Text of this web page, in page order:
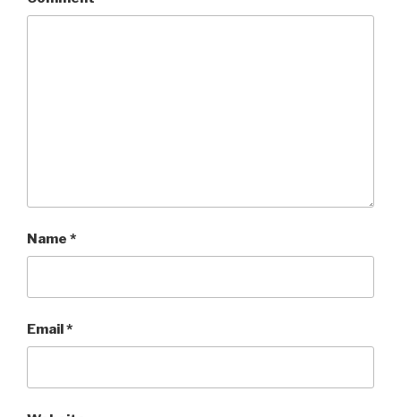
Name *
Email*